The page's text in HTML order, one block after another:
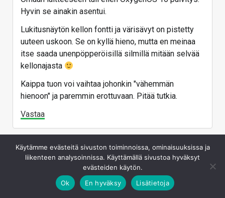
Vastaa
Hyvin se ainakin asentui.
Lukitusnäytön kellon fontti ja värisävyt on pistetty
uuteen uskoon. Se on kyllä hieno, mutta en meinaa
itse saada unenpöpperöisillä silmillä mitään selvää
kellonajasta
Kaippa tuon voi vaihtaa johonkin "vähemmän
hienoon" ja paremmin erottuvaan. Pitää tutkia.
Vastaa
SbördE
Nov 18, 2025
Käytämme evästeitä sivuston toiminnoissa, ominaisuuksissa ja
liikenteen analysoinnissa. Käyttämällä sivustoa hyväksyt
evästeiden käytön.
Ok
En hyväksy Lisätietoja